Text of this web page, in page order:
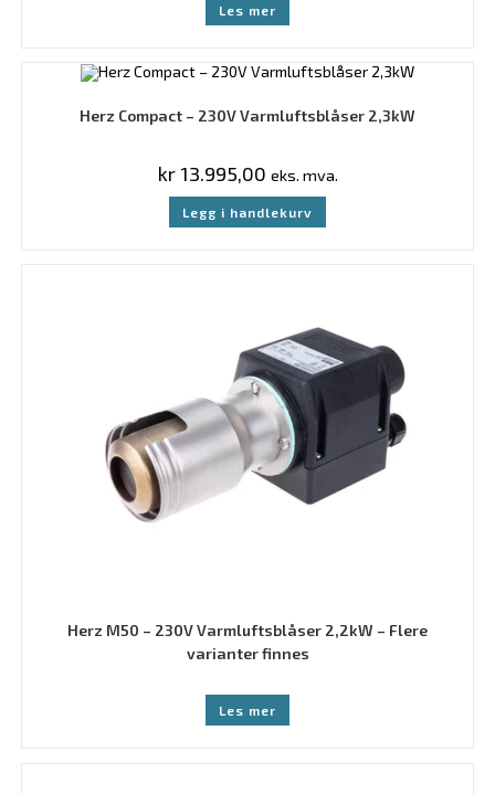
Les mer
Herz Compact – 230V Varmluftsblåser 2,3kW
kr13.995,00 eks. mva.
Legg i handlekurv
Herz M50 – 230V Varmluftsblåser 2,2kW – Flere
varianter finnes
Les mer